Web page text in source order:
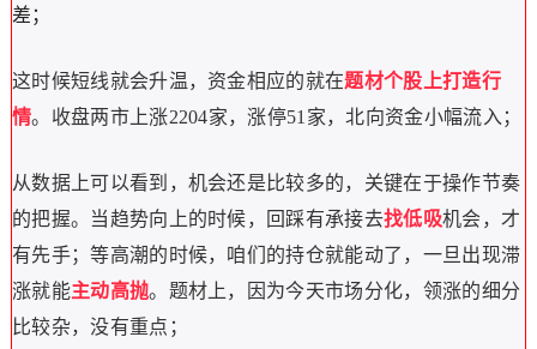
差；
这时候短线就会升温，资金相应的就在题材个股上打造行
情。 收盘两市上涨2204家，涨停51 家，北向资金小幅流入；
从数据上可以看到，机会还是比较多的，关键在于操作节奏
的把握。
当趋势向上的时候，回踩有承接去找低吸机会，才
有先手；等高潮的时候，咱们的持仓就能动了，一旦出现滞
涨就能主动高抛。 题材上，因为今天市场分化，领涨的细分
比较杂，没有重点；